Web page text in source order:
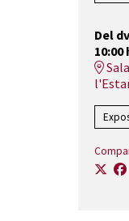
Del
10:00